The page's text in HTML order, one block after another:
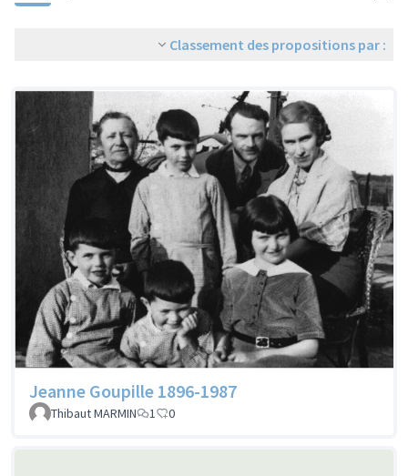
Classement des propositions par :
Jeanne Goupille 1896-1987
Thibaut MARMIN 1 0